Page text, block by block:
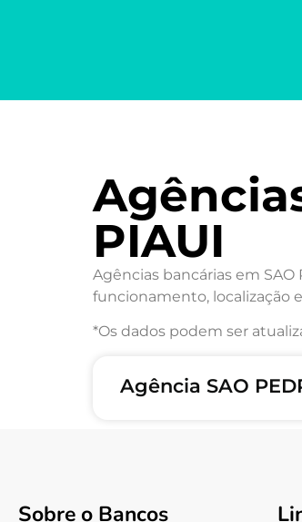
PIAUI
Agências bancárias em
funcionamento, localização
*Os dados podem ser
Agência SAO
Sobre o Bancos